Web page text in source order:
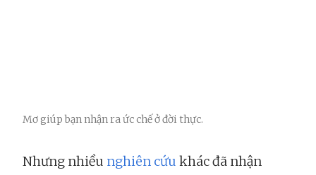
Mơ giúp bạn nhận ra ức chế ở đời thực.
Nhưng nhiều nghiên cứu khác đã nhận